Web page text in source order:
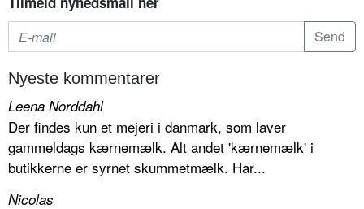
Nyeste kommentarer
Leena Norddahl
Der findes kun et mejeri i danmark, som laver
gammeldags kærnemælk. Alt andet 'kærnemælk' i
butikkerne er syrnet skummetmælk. Har...
Nicolas